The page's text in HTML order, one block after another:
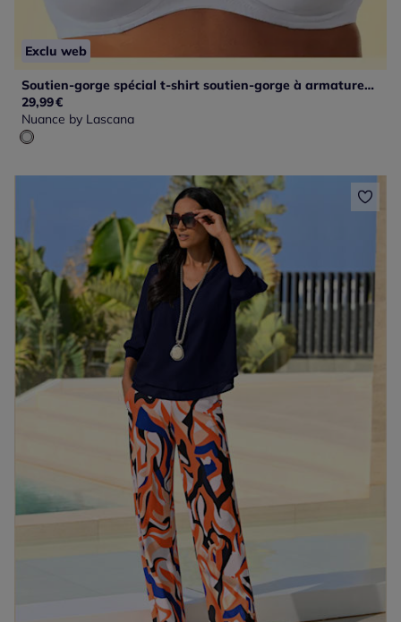
Exclu web
Soutien-gorge spécial t-shirt soutien-gorge à armatures basique avec bonnets sans couture et sans garnissage
29,99€
Nuance by Lascana